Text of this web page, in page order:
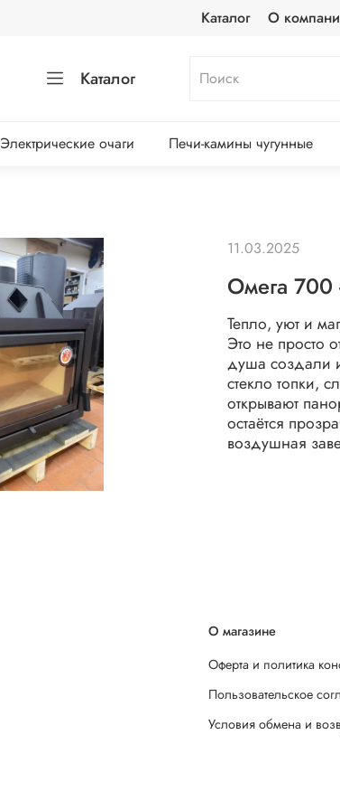
Каталог О
Каталог
Электрические очаги Печи-камины чугунные
Омега 700
Тепло, уют и
Это не просто
душа создали
стекло топки,
открывают
остаётся
воздушная
11.03.2025
О магазине
Оферта и политика
Пользовательское
Условия обмена и